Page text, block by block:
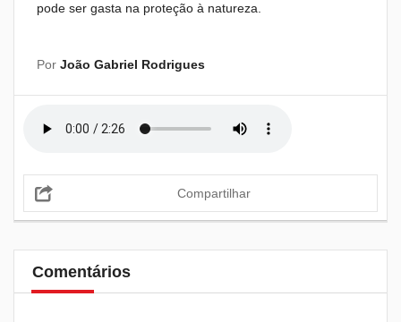
pode ser gasta na proteção à natureza.
Por João Gabriel Rodrigues
Compartilhar
Comentários